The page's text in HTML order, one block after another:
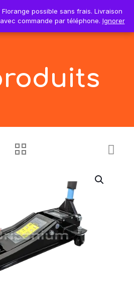
0 0,00€
possible sans frais. Livraison
commande par téléphone. Ignorer
possible sans frais. Livraison
commande par téléphone. Ignorer